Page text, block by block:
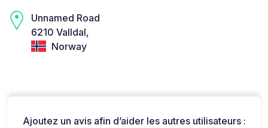
Unnamed Road
6210 Valldal,
Norway
Ajoutez un avis afin d’aider les autres utilisateurs :